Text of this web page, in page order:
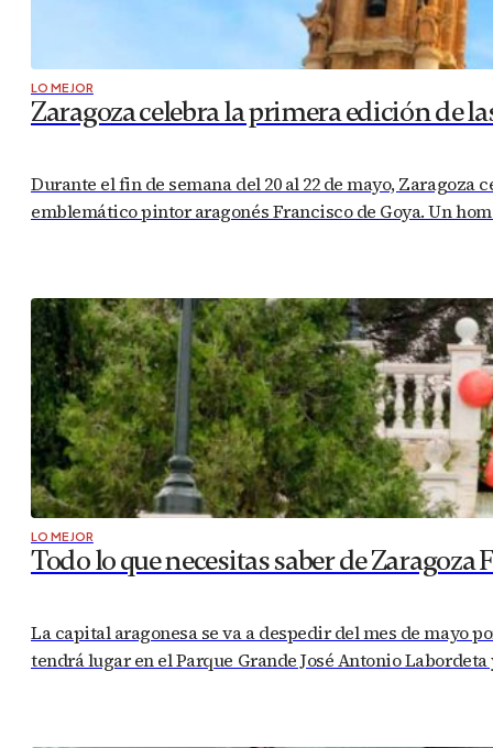
LO MEJOR
Zaragoza celebra la primera edición de
Durante el fin de semana del 20 al 22 de mayo,
emblemático pintor aragonés Francisco de Goya. Un
LO MEJOR
Todo lo que necesitas saber de Zaragoza
La capital aragonesa se va a despedir del mes de mayo
tendrá lugar en el Parque Grande José Antonio